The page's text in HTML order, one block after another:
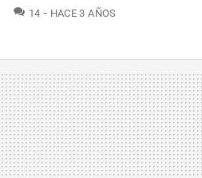
14 COMENTARIOS
HACE 3 AÑOS